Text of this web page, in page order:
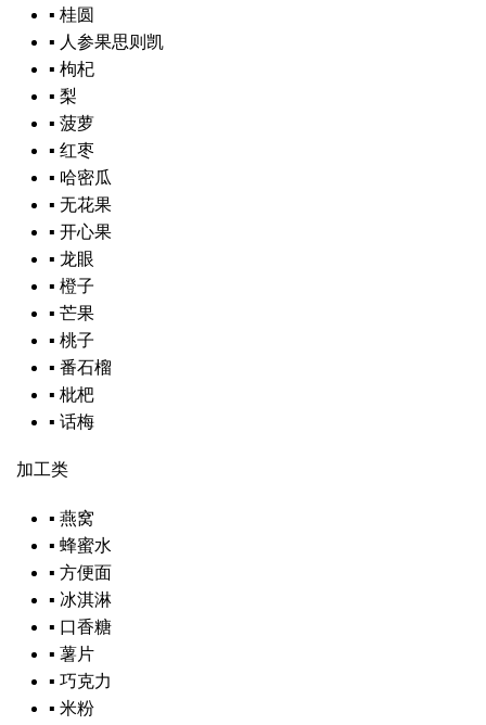
▪ 桂圆
▪ 人参果思则凯
▪ 枸杞
▪ 梨
▪ 菠萝
▪ 红枣
▪ 哈密瓜
▪ 无花果
▪ 开心果
▪ 龙眼
▪ 橙子
▪ 芒果
▪ 桃子
▪ 番石榴
▪ 枇杷
▪ 话梅
加工类
▪ 燕窝
▪ 蜂蜜水
▪ 方便面
▪ 冰淇淋
▪ 口香糖
▪ 薯片
▪ 巧克力
▪ 米粉